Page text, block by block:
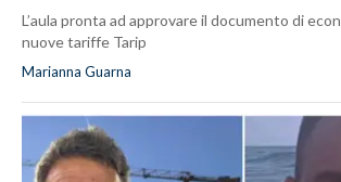
L’aula pronta ad approvare il documento di
nuove tariffe Tarip
Marianna Guarna